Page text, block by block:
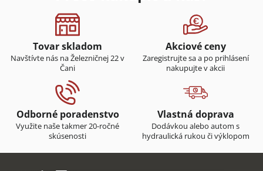
Tovar skladom
Navštívte nás na Železničnej 22 v
Čani
Akciové ceny
Zaregistrujte sa a po prihlásení
nakupujte v akcii
Odborné poradenstvo
Využite naše takmer 20-ročné
skúsenosti
Vlastná doprava
Dodávkou alebo autom s
hydraulická rukou či výklopom